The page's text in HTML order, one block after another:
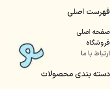
فهرست اصلی
صفحه اصلی
فروشگاه
ارتباط با ما
دسته بندی محصولات